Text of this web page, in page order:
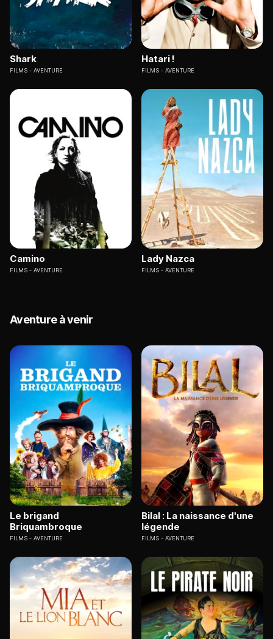
Shark
FILMS AVENTURE
Hatari !
FILMS AVENTURE
Camino
FILMS AVENTURE
Lady Nazca
FILMS AVENTURE
Aventure à venir
Le brigand
Briquambroque
FILMS AVENTURE
Bilal : La naissance d'une
légende
FILMS AVENTURE